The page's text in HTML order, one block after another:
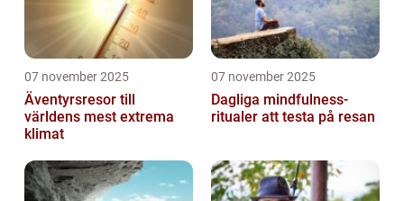
07 november 2025
Äventyrsresor till
världens mest extrema
klimat
07 november 2025
Dagliga mindfulness-
ritualer att testa på resan